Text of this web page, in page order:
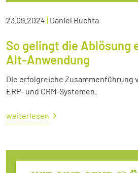
23.09.2024 | Daniel Buchta
So gelingt die Ablösung
Alt-Anwendung
Die erfolgreiche Zusammenführung
ERP- und CRM-Systemen.
weiterlesen